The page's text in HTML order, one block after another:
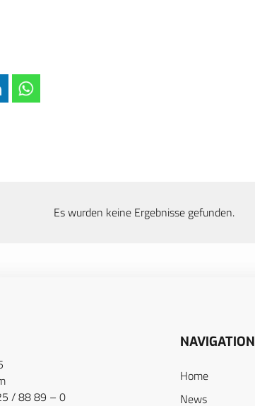
Es wurden keine Ergebnisse gefunden.
/ 88 89 – 0
NAVIGATION
Home
News